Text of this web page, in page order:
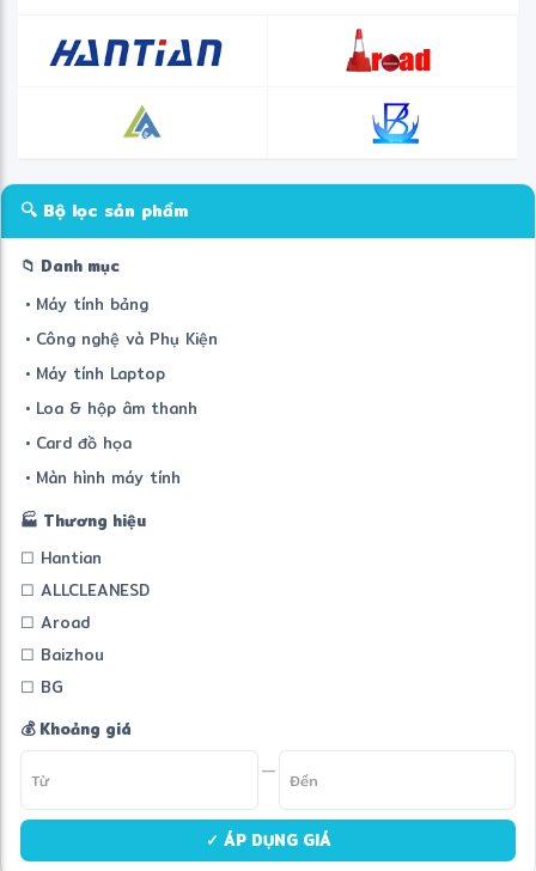
🔍 Bộ lọc sản phẩm
📁 Danh mục
• Máy tính bảng
• Công nghệ và Phụ Kiện
• Máy tính Laptop
• Loa & hộp âm thanh
• Card đồ họa
• Màn hình máy tính
🏭 Thương hiệu
☐ Hantian
☐ ALLCLEANESD
☐ Aroad
☐ Baizhou
☐ BG
💰 Khoảng giá
—
✓ ÁP DỤNG GIÁ